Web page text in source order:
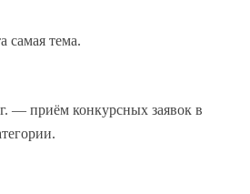
самая тема.
— приём конкурсных заявок в